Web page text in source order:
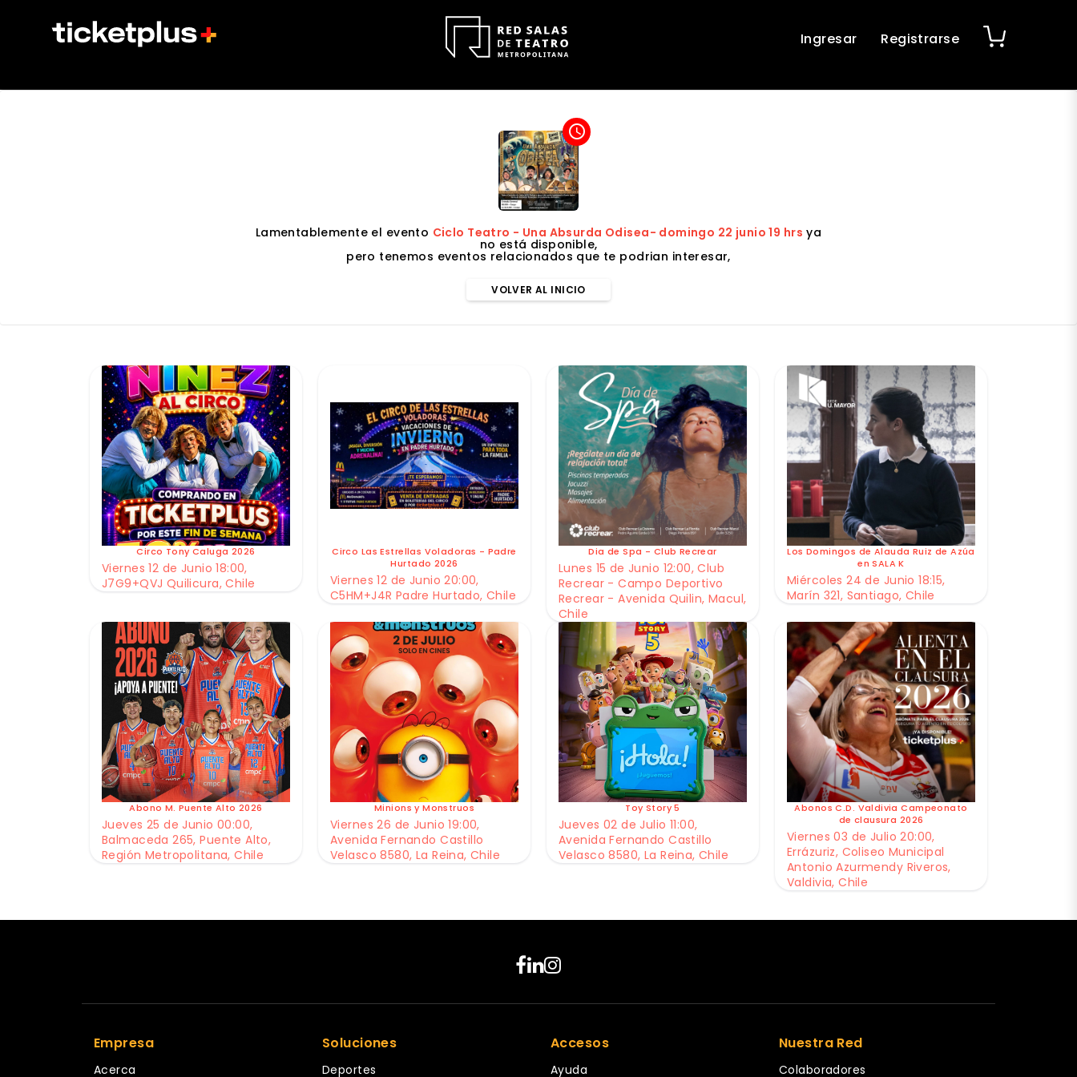
Ingresar Registrarse
access_time
Lamentablemente el evento Ciclo Teatro - Una Absurda Odisea- domingo 22 junio 19 hrs ya
no está disponible,
pero tenemos eventos relacionados que te podrian interesar,
VOLVER AL INICIO
Circo Tony Caluga 2026
Viernes 12 de Junio 18:00,
J7G9+QVJ Quilicura, Chile
Circo Las Estrellas Voladoras - Padre
Hurtado 2026
Viernes 12 de Junio 20:00,
C5HM+J4R Padre Hurtado, Chile
Dia de Spa - Club Recrear
Lunes 15 de Junio 12:00, Club
Recrear - Campo Deportivo
Recrear - Avenida Quilin, Macul,
Chile
Los Domingos de Alauda Ruiz de Azúa
en SALA K
Miércoles 24 de Junio 18:15,
Marín 321, Santiago, Chile
Abono M. Puente Alto 2026
Jueves 25 de Junio 00:00,
Balmaceda 265, Puente Alto,
Región Metropolitana, Chile
Minions y Monstruos
Viernes 26 de Junio 19:00,
Avenida Fernando Castillo
Velasco 8580, La Reina, Chile
Toy Story 5
Jueves 02 de Julio 11:00,
Avenida Fernando Castillo
Velasco 8580, La Reina, Chile
Abonos C.D. Valdivia Campeonato
de clausura 2026
Viernes 03 de Julio 20:00,
Errázuriz, Coliseo Municipal
Antonio Azurmendy Riveros,
Valdivia, Chile
Empresa
Acerca
Soluciones
Deportes
Accesos
Ayuda
Nuestra Red
Colaboradores